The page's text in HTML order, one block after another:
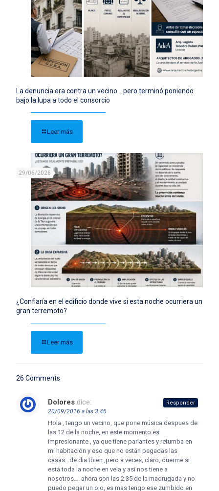
La denuncia era contra un vecino… pero terminó poniendo
bajo la lupa a todo el consorcio
Leer más
29/06/2026
¿Confiaría en el edificio donde vive si esta noche ocurriera un
gran terremoto?
Leer más
26 Comments
Dolores dice:
20/09/2016 a las 3:46
Hola , tengo un vecino, que pone música despues de
las 12 de la noche, en este momento es
impresionante , ya que tiene parlantes y retumba en
mi habitación y eso que no están pegadas las
casas…de dia tbien ,pero a veces, claro, duerme si
está toda la noche en vela y asi nos tiene a
nosotros…. ahora son las 2.35 de la madrugada y no
puedo pegar un ojo, es mas tengo ese zumbido en
Responder